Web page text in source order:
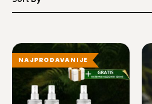
NAJPRODAVANIJE